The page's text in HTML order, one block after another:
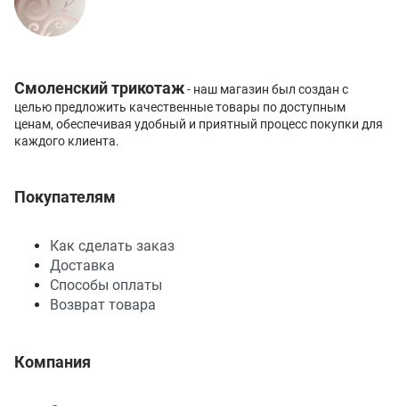
Смоленский трикотаж- наш магазин был создан с
целью предложить качественные товары по доступным
ценам, обеспечивая удобный и приятный процесс покупки для
каждого клиента.
Покупателям
Как сделать заказ
Доставка
Способы оплаты
Возврат товара
Компания